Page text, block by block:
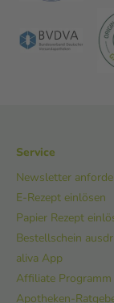
Service
Newsletter
E-Rezept einlösen
Papier Rezept
Bestellschein
aliva App
Affiliate Programm
Apotheken-